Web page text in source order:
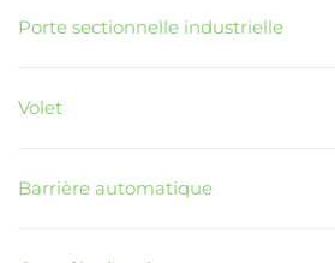
Porte sectionnelle industrielle
Volet
Barrière automatique